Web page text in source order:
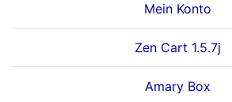
Mein Konto
Zen Cart 1.5.7j
Amary Box